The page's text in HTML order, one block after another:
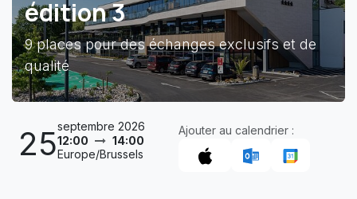
édition 3
9 places pour des échanges exclusifs et de
qualité
25septembre 2026
12:00
14:00
Europe/Brussels
Ajouter au calendrier :